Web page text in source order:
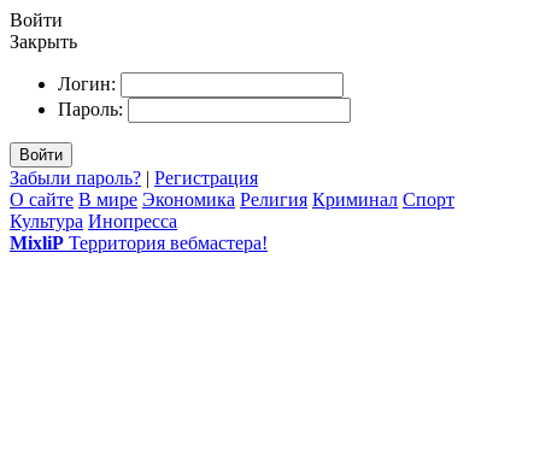
Войти
Закрыть
Логин:
Пароль:
Войти
Забыли пароль? | Регистрация
О сайте В мире Экономика Религия Криминал Спорт
Культура Инопресса
MixliP Территория вебмастера!